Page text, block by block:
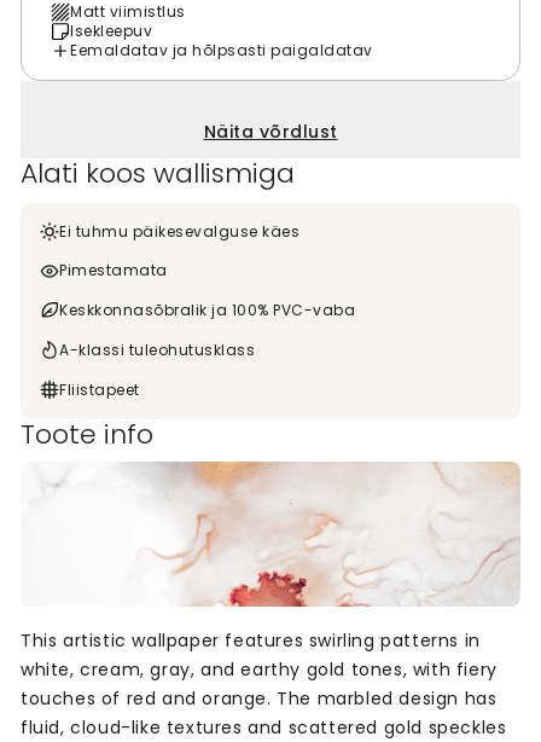
Matt viimistlus
Isekleepuv
Eemaldatav ja hõlpsasti paigaldatav
Näita võrdlust
Alati koos wallismiga
Ei tuhmu päikesevalguse käes
Pimestamata
Keskkonnasõbralik ja 100% PVC-vaba
A-klassi tuleohutusklass
Fliistapeet
Toote info
This artistic wallpaper features swirling patterns in
white, cream, gray, and earthy gold tones, with fiery
touches of red and orange. The marbled design has
fluid, cloud-like textures and scattered gold speckles